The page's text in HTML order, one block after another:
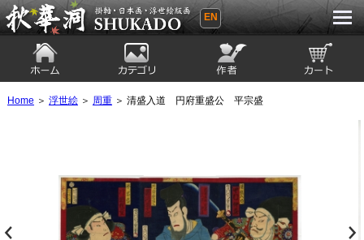
秋華洞 SHUKADO 掛軸・日本画・浮世
EN
Home ＞ 浮世絵＞ 周重＞ 清盛入道 円府重盛公 平宗盛